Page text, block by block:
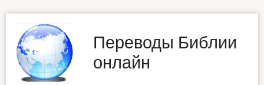
Переводы Библии
онлайн